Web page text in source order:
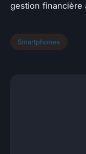
gestion financière
Smartphones